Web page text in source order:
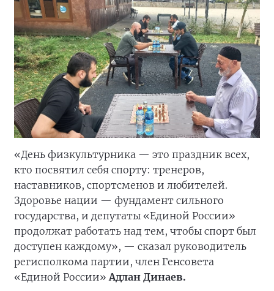
«День физкультурника — это праздник всех,
кто посвятил себя спорту: тренеров,
наставников, спортсменов и любителей.
Здоровье нации — фундамент сильного
государства, и депутаты «Единой России»
продолжат работать над тем, чтобы спорт был
доступен каждому», — сказал руководитель
регисполкома партии, член Генсовета
«Единой России»Адлан Динаев.